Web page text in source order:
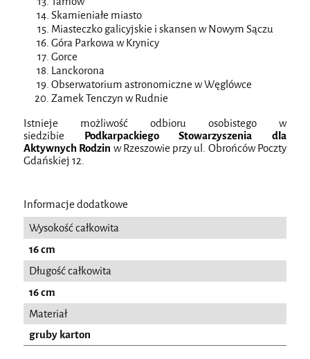
Skamieniałe miasto
Miasteczko galicyjskie i skansen w Nowym Sączu
Góra Parkowa w Krynicy
Gorce
Lanckorona
Obserwatorium astronomiczne w Węglówce
Zamek Tenczyn w Rudnie
Istnieje możliwość odbioru osobistego w
siedzibie
Podkarpackiego Stowarzyszenia dla
Aktywnych Rodzin w Rzeszowie przy ul. Obrońców Poczty
Gdańskiej 12.
Informacje dodatkowe
Wysokość całkowita
16 cm
Długość całkowita
16 cm
Materiał
gruby karton